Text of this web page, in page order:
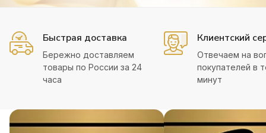
Быстрая доставка
Бережно доставляем
товары по России за 24
часа
Клиентский
Отвечаем на
покупателей в
минут